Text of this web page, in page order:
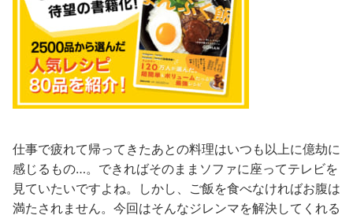
仕事で疲れて帰ってきたあとの料理はいつも以上に億劫に
感じるもの…。できればそのままソファに座ってテレビを
見ていたいですよね。しかし、ご飯を食べなければお腹は
満たされません。今回はそんなジレンマを解決してくれる